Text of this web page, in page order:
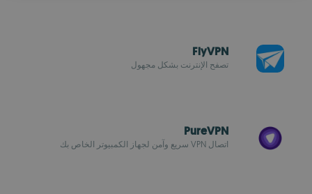
FlyVPN
تصفح الإنترنت بشكل مجهول
PureVPN
اتصال VPN سريع وآمن لجهاز الكمبيوتر الخاص بك